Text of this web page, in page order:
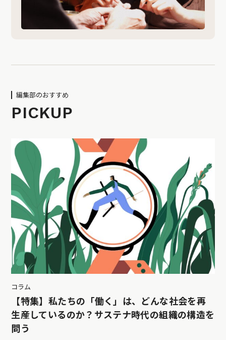
編集部のおすすめ
PICKUP
コラム
【特集】私たちの「働く」は、どんな社会を再
生産しているのか？サステナ時代の組織の構造を
問う